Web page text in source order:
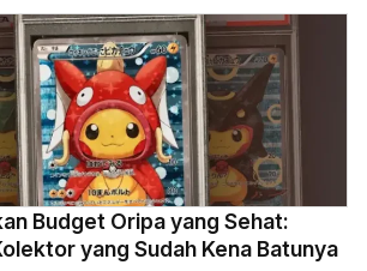
Budget Oripa yang Sehat:
yang Sudah Kena Batunya